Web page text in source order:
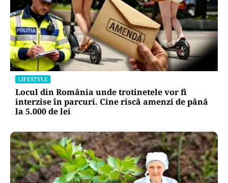
LIFESTYLE
Locul din România unde trotinetele vor fi
interzise în parcuri. Cine riscă amenzi de până
la 5.000 de lei